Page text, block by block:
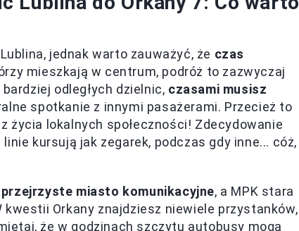
jednak warto zauważyć, że czas
mieszkają w centrum, podróż to zazwyczaj
odległych dzielnic, czasami musisz
spotkanie z innymi pasażerami. Przecież to
życia lokalnych społeczności! Zdecydowanie
kursują jak zegarek, podczas gdy inne... cóż,
miasto komunikacyjne, a MPK stara
kwestii Orkany znajdziesz niewiele przystanków,
że w godzinach szczytu autobusy mogą